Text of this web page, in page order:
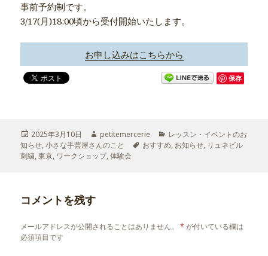
事前予約制です。
3/17(月)18:00頃から受付開始いたします。
お申し込みはこちらから
保存
投
稿
日:
2025年3月10日
作
成
者
petitemercerie
カ
テ
レッスン・イベントのお
知らせ,小さな手芸屋さんのこと
タ
おすすめ, お知らせ, リュネビル
刺繍,東京, ワークショップ,体験会
コメントを残す
メールアドレスが公開されることはありません。 * が付いている欄は
必須項目です